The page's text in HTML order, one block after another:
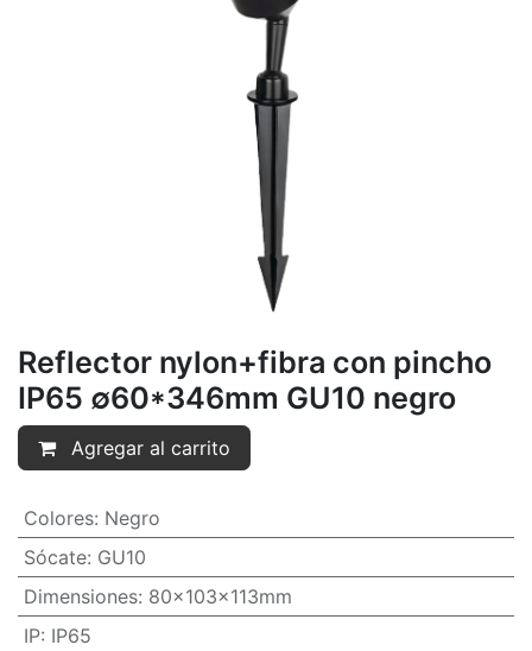
Reflector nylon+fibra con pincho
IP65 ∅60*346mm GU10 negro
Agregar al carrito
Colores: Negro
Sócate: GU10
Dimensiones: 80x103x113mm
IP: IP65